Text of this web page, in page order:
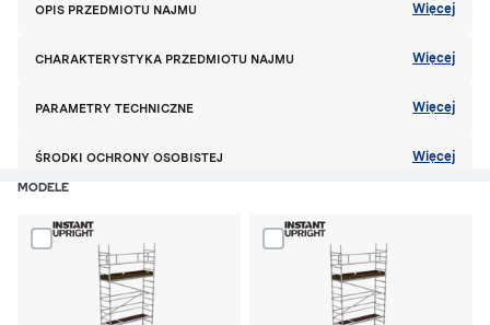
OPIS PRZEDMIOTU NAJMU Więcej
CHARAKTERYSTYKA PRZEDMIOTU NAJMU Więcej
PARAMETRY TECHNICZNE Więcej
ŚRODKI OCHRONY OSOBISTEJ Więcej
MODELE
Dodaj produkt N304 rusztowanie aluminiowe do porównania
Dodaj produkt Rusztowanie alu.